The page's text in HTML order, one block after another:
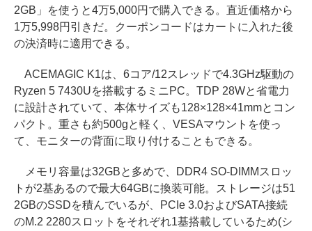
2GB」を使うと4万5,000円で購入できる。直近価格から
1万5,998円引きだ。クーポンコードはカートに入れた後
の決済時に適用できる。
ACEMAGIC K1は、6コア/12スレッドで4.3GHz駆動の
Ryzen 5 7430Uを搭載するミニPC。TDP 28Wと省電力
に設計されていて、本体サイズも128×128×41mmとコン
パクト。重さも約500gと軽く、VESAマウントを使っ
て、モニターの背面に取り付けることもできる。
メモリ容量は32GBと多めで、DDR4 SO-DIMMスロッ
トが2基あるので最大64GBに換装可能。ストレージは51
2GBのSSDを積んでいるが、PCIe 3.0およびSATA接続
のM.2 2280スロットをそれぞれ1基搭載しているため(シ